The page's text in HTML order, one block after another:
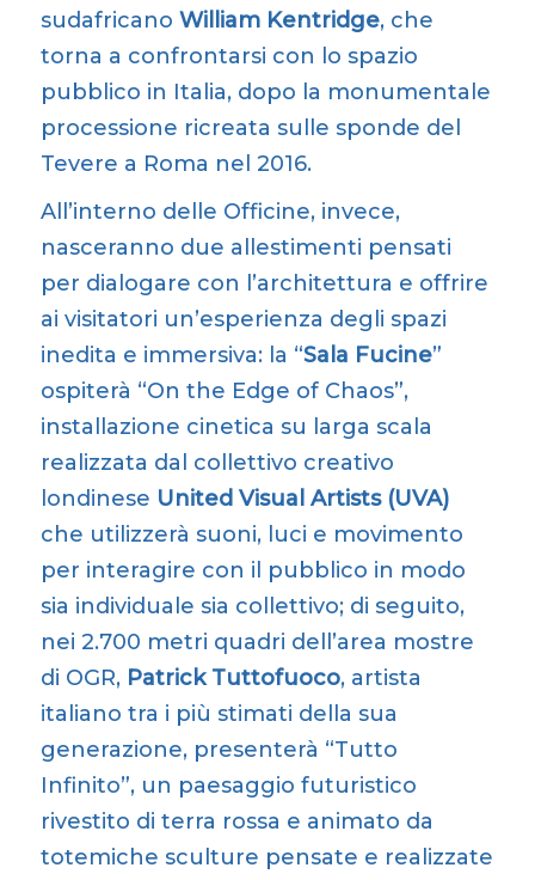
sudafricano William Kentridge, che
torna a confrontarsi con lo spazio
pubblico in Italia, dopo la monumentale
processione ricreata sulle sponde del
Tevere a Roma nel 2016.
All’interno delle Officine, invece,
nasceranno due allestimenti pensati
per dialogare con l’architettura e offrire
ai visitatori un’esperienza degli spazi
inedita e immersiva: la “Sala Fucine”
ospiterà “On the Edge of Chaos”,
installazione cinetica su larga scala
realizzata dal collettivo creativo
londinese United Visual Artists (UVA)
che utilizzerà suoni, luci e movimento
per interagire con il pubblico in modo
sia individuale sia collettivo; di seguito,
nei 2.700 metri quadri dell’area mostre
di OGR, Patrick Tuttofuoco, artista
italiano tra i più stimati della sua
generazione, presenterà “Tutto
Infinito”, un paesaggio futuristico
rivestito di terra rossa e animato da
totemiche sculture pensate e realizzate